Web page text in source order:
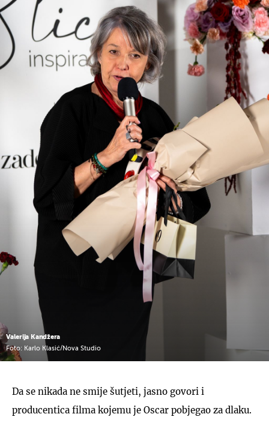
Valerija Kandžera
Foto: Karlo Klasić/Nova Studio
Da se nikada ne smije šutjeti, jasno govori i
producentica filma kojemu je Oscar pobjegao za dlaku.
UKLJUČITE NOTIFIKACIJE